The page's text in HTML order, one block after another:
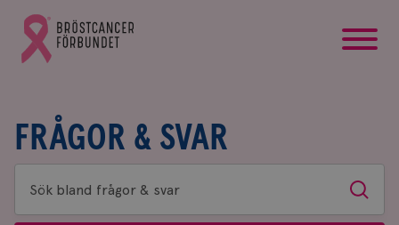
Gå
till
Bröstcancerförbundets
FRÅGOR & SVAR
Sök
bland
Sök